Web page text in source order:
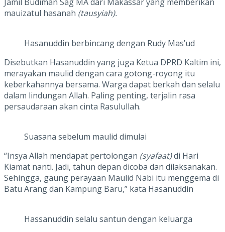
Jamil Budiman Sag MA dari Makassar yang memberikan
mauizatul hasanah (tausyiah).
Hasanuddin berbincang dengan Rudy Mas’ud
Disebutkan Hasanuddin yang juga Ketua DPRD Kaltim ini,
merayakan maulid dengan cara gotong-royong itu
keberkahannya bersama. Warga dapat berkah dan selalu
dalam lindungan Allah. Paling penting, terjalin rasa
persaudaraan akan cinta Rasulullah.
Suasana sebelum maulid dimulai
“Insya Allah mendapat pertolongan (syafaat)di Hari
Kiamat nanti. Jadi, tahun depan dicoba dan dilaksanakan.
Sehingga, gaung perayaan Maulid Nabi itu menggema di
Batu Arang dan Kampung Baru,” kata Hasanuddin
Hassanuddin selalu santun dengan keluarga